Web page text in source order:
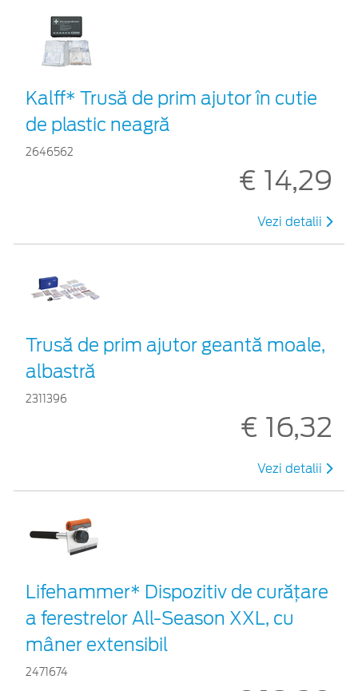
Kalff* Trusă de prim ajutor în cutie
de plastic neagră
2646562
€ 14,29
Vezi detalii
Trusă de prim ajutor geantă moale,
albastră
2311396
€ 16,32
Vezi detalii
Lifehammer* Dispozitiv de curățare
a ferestrelor All-Season XXL, cu
mâner extensibil
2471674